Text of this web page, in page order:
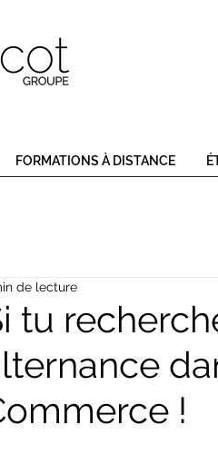
FORMATIONS À DISTANCE
tu
!
de lecture